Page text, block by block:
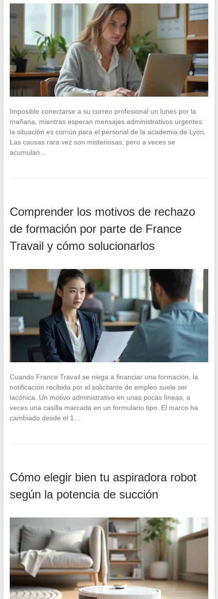
Imposible conectarse a su correo profesional un lunes por la
mañana, mientras esperan mensajes administrativos urgentes:
la situación es común para el personal de la academia de Lyon.
Las causas rara vez son misteriosas, pero a veces se
acumulan…
Comprender los motivos de rechazo
de formación por parte de France
Travail y cómo solucionarlos
Cuando France Travail se niega a financiar una formación, la
notificación recibida por el solicitante de empleo suele ser
lacónica. Un motivo administrativo en unas pocas líneas, a
veces una casilla marcada en un formulario tipo. El marco ha
cambiado desde el 1…
Cómo elegir bien tu aspiradora robot
según la potencia de succión